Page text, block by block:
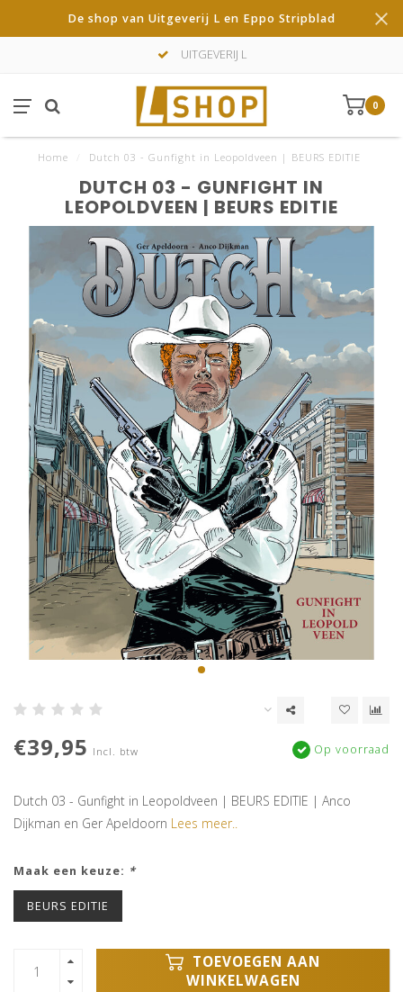
De shop van Uitgeverij L en Eppo Stripblad
UITGEVERIJ L
0
Home Dutch 03 - Gunfight in Leopoldveen | BEURS EDITIE
DUTCH 03 - GUNFIGHT IN
LEOPOLDVEEN | BEURS EDITIE
€39,95 Incl. btw Op voorraad
Dutch 03 - Gunfight in Leopoldveen | BEURS EDITIE | Anco
Dijkman en Ger Apeldoorn Lees meer..
Maak een keuze: *
BEURS EDITIE
TOEVOEGEN AAN
WINKELWAGEN